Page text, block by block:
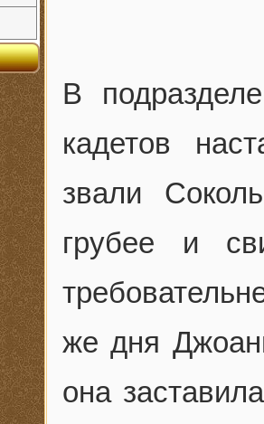
В
кадетов
звали
грубее и
же дня
она